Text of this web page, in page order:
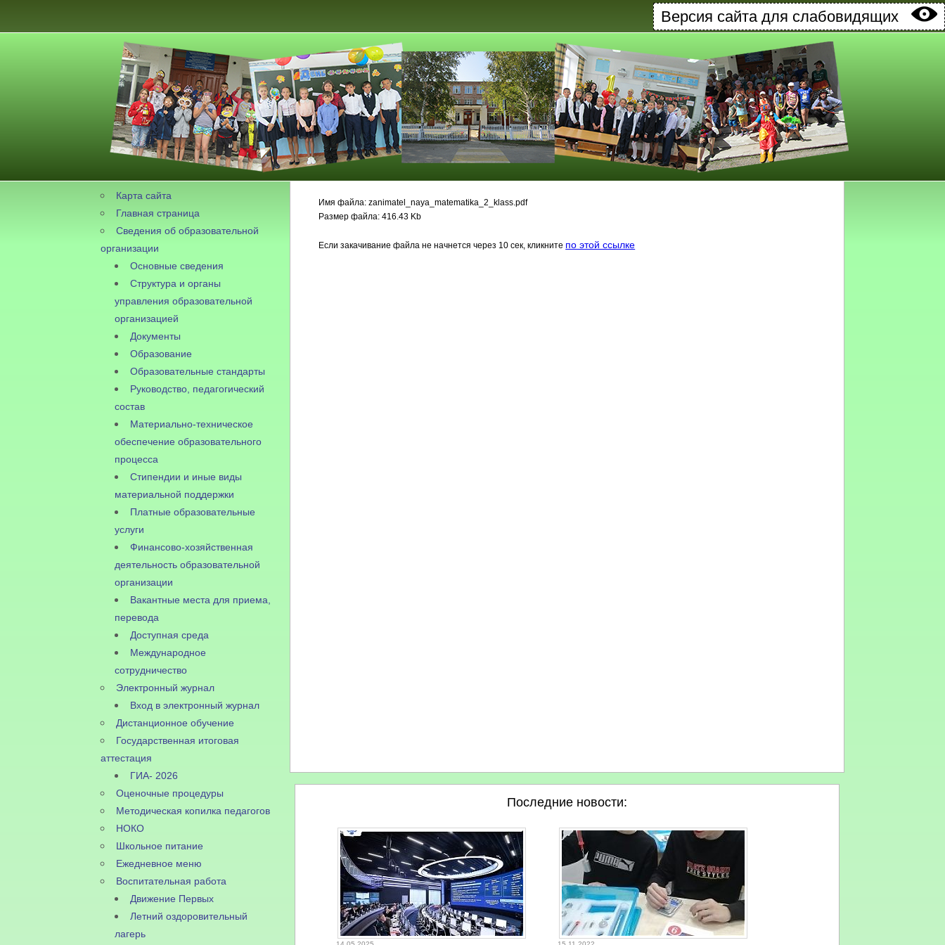
Версия сайта для слабовидящих
Карта сайта
Главная страница
Сведения об образовательной
организации
Основные сведения
Структура и органы
управления образовательной
организацией
Документы
Образование
Образовательные стандарты
Руководство, педагогический
состав
Материально-техническое
обеспечение образовательного
процесса
Стипендии и иные виды
материальной поддержки
Платные образовательные
услуги
Финансово-хозяйственная
деятельность образовательной
организации
Вакантные места для приема,
перевода
Доступная среда
Международное
сотрудничество
Электронный журнал
Вход в электронный журнал
Дистанционное обучение
Государственная итоговая
аттестация
ГИА- 2026
Оценочные процедуры
Методическая копилка педагогов
НОКО
Школьное питание
Ежедневное меню
Воспитательная работа
Движение Первых
Летний оздоровительный
лагерь
Имя файла: zanimatel_naya_matematika_2_klass.pdf
Размер файла: 416.43 Kb
Если закачивание файла не начнется через 10 сек, кликните по этой ссылке
Последние новости: